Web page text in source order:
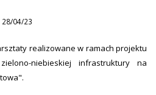
04/23
realizowane w ramach projektu
niebieskiej infrastruktury na